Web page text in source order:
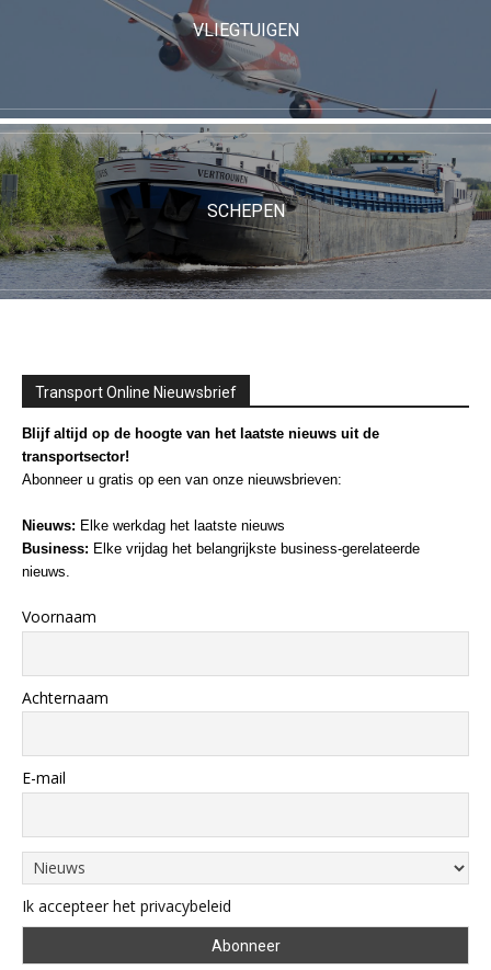
VLIEGTUIGEN
SCHEPEN
Transport Online Nieuwsbrief
Blijf altijd op de hoogte van het laatste nieuws uit de
transportsector!
Abonneer u gratis op een van onze nieuwsbrieven:
Nieuws: Elke werkdag het laatste nieuws
Business: Elke vrijdag het belangrijkste business-gerelateerde
nieuws.
Voornaam
Achternaam
E-mail
Ik accepteer het privacybeleid